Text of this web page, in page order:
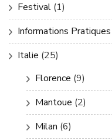
Festival (1)
Informations Pratiques
Italie (25)
Florence (9)
Mantoue (2)
Milan (6)